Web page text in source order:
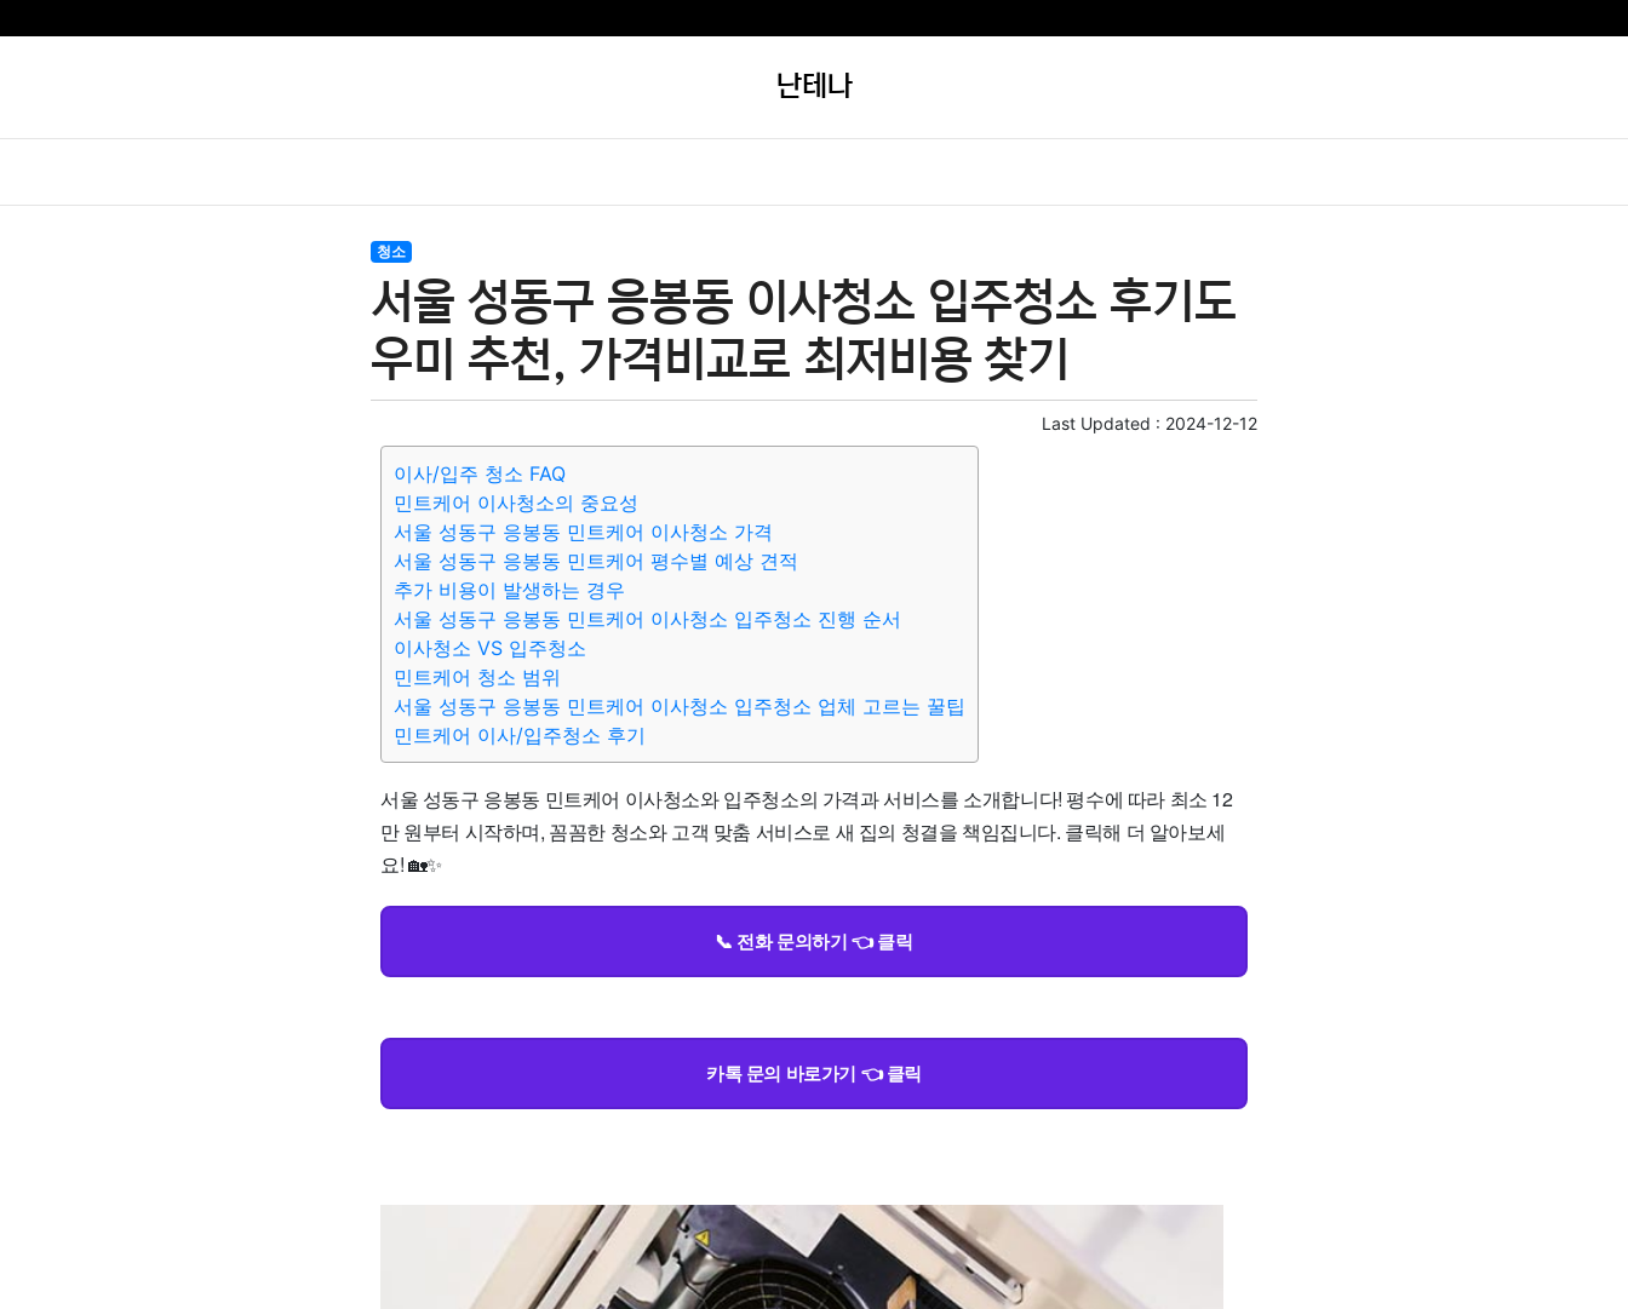
난테나
청소
서울 성동구 응봉동 이사청소 입주청소 후기도
우미 추천, 가격비교로 최저비용 찾기
Last Updated : 2024-12-12
이사/입주 청소 FAQ
민트케어 이사청소의 중요성
서울 성동구 응봉동 민트케어 이사청소 가격
서울 성동구 응봉동 민트케어 평수별 예상 견적
추가 비용이 발생하는 경우
서울 성동구 응봉동 민트케어 이사청소 입주청소 진행 순서
이사청소 VS 입주청소
민트케어 청소 범위
서울 성동구 응봉동 민트케어 이사청소 입주청소 업체 고르는 꿀팁
민트케어 이사/입주청소 후기
서울 성동구 응봉동 민트케어 이사청소와 입주청소의 가격과 서비스를 소개합니다! 평수에 따라 최소 12
만 원부터 시작하며, 꼼꼼한 청소와 고객 맞춤 서비스로 새 집의 청결을 책임집니다. 클릭해 더 알아보세
요! 🏡✨
📞 전화 문의하기 👈 클릭
카톡 문의 바로가기 👈 클릭